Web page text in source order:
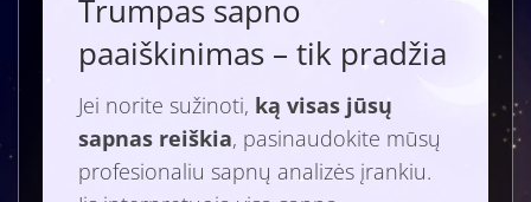
Trumpas sapno
paaiškinimas – tik pradžia
Jei norite sužinoti, ką visas jūsų
sapnas reiškia, pasinaudokite mūsų
profesionaliu sapnų analizės įrankiu.